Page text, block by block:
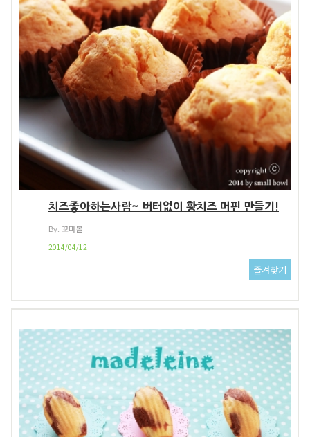
치즈좋아하는사람~ 버터없이 황치즈 머핀 만들기!
By. 꼬마볼
2014/04/12